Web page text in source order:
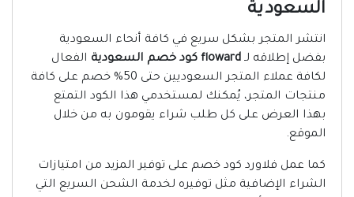
السعودية
انتشر المتجر بشكل سريع في كافة أنحاء السعودية
بفضل إطلاقه لـ floward كود خصم السعودية
الفعال
لكافة عملاء المتجر السعوديين حتى 50% خصم على كافة
منتجات المتجر، يُمكنك لمستخدمي هذا الكود التمتع
بهذا العرض على كل طلب شراء يقومون به من خلال
الموقع.
كما عمل فلاورد كود خصم على توفير المزيد من امتيازات
الشراء الإضافية مثل توفيره لخدمة الشحن السريع التي